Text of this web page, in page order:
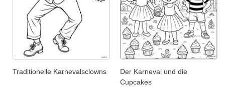
Traditionelle Karnevalsclowns
Der Karneval und die
Cupcakes